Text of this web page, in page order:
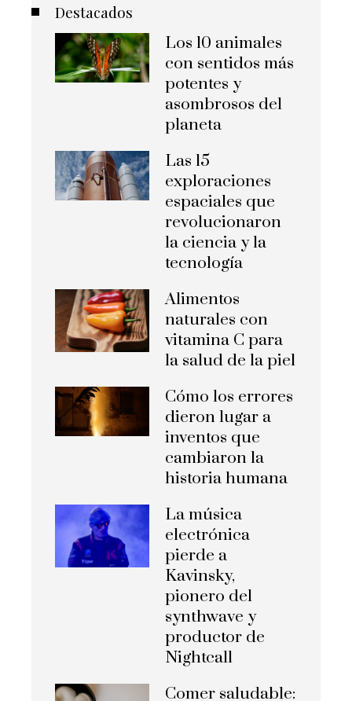
Destacados
Los 10 animales
con sentidos más
potentes y
asombrosos del
planeta
Las 15
exploraciones
espaciales que
revolucionaron
la ciencia y la
tecnología
Alimentos
naturales con
vitamina C para
la salud de la piel
Cómo los errores
dieron lugar a
inventos que
cambiaron la
historia humana
La música
electrónica
pierde a
Kavinsky,
pionero del
synthwave y
productor de
Nightcall
Comer saludable: